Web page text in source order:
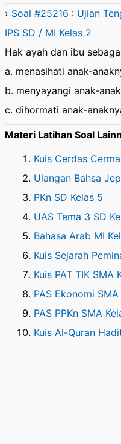
› Soal #25216 : Ujian
IPS SD / MI Kelas 2
Hak ayah dan ibu
a. menasihati anak-
b. menyayangi anak-
c. dihormati anak-
Materi Latihan Soal
Kuis Cerdas
Ulangan Bahsa
PKn SD Kelas 5
UAS Tema 3 SD
Bahasa Arab MI
Kuis Sejarah
Kuis PAT TIK SMA
PAS Ekonomi
PAS PPKn SMA
Kuis Al-Quran